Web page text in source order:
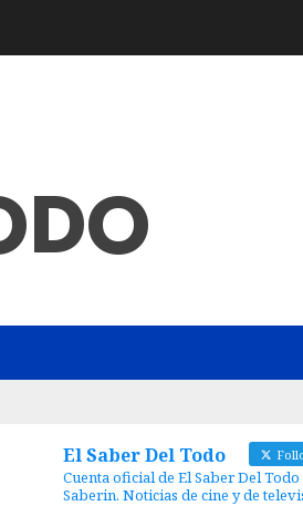
El Saber Del Todo
Cuenta oficial de El Saber Del
Saberin. Noticias de cine y de